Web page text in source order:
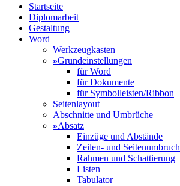
Startseite
Diplomarbeit
Gestaltung
Word
Werkzeugkasten
»Grundeinstellungen
für Word
für Dokumente
für Symbolleisten/Ribbon
Seitenlayout
Abschnitte und Umbrüche
»Absatz
Einzüge und Abstände
Zeilen- und Seitenumbruch
Rahmen und Schattierung
Listen
Tabulator